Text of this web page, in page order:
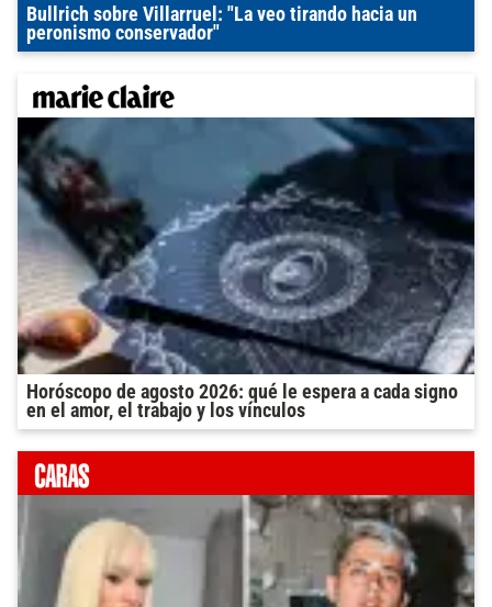
Bullrich sobre Villarruel: "La veo tirando hacia un
peronismo conservador"
Horóscopo de agosto 2026: qué le espera a cada signo
en el amor, el trabajo y los vínculos